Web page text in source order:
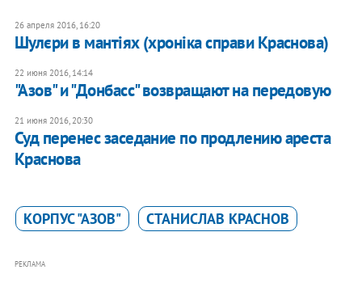
26 апреля 2016, 16:20
Шулєри в мантіях (хроніка справи Краснова)
22 июня 2016, 14:14
"Азов" и "Донбасс" возвращают на передовую
21 июня 2016, 20:30
Суд перенес заседание по продлению ареста
Краснова
КОРПУС "АЗОВ" СТАНИСЛАВ КРАСНОВ
РЕКЛАМА